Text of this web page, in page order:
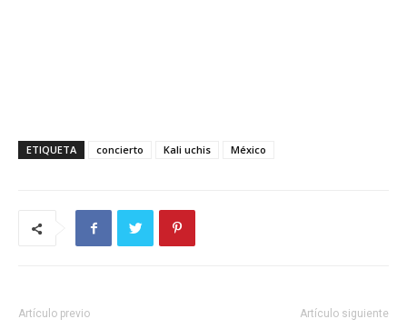
ETIQUETA concierto Kali uchis México
Artículo previo Artículo siguiente